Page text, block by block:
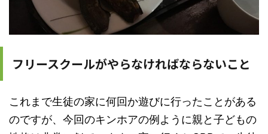
フリースクールがやらなければならないこと
これまで生徒の家に何回か遊びに行ったことがある
のですが、今回のキンホアの例ように親と子どもの